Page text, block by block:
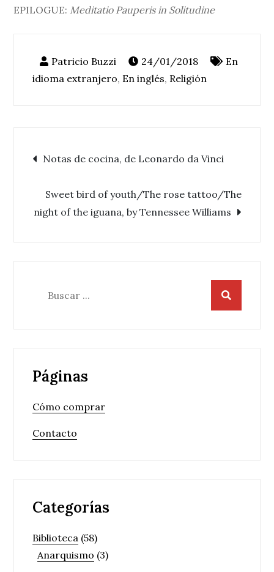
EPILOGUE: Meditatio Pauperis in Solitudine
24/01/2018
En
idioma extranjero, En inglés, Religión
Navegación
de
Notas de cocina, de Leonardo da Vinci
Sweet bird of youth/The rose tattoo/The
night of the iguana, by Tennessee Williams
Páginas
Cómo comprar
Contacto
Categorías
Biblioteca (58)
Anarquismo (3)